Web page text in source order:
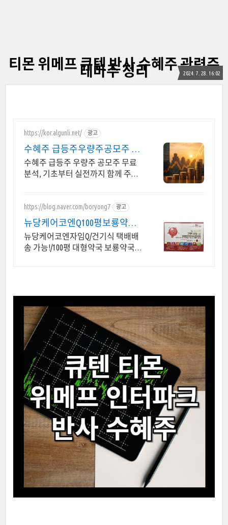
티몬 위메프 큐텐 반사 수혜주 관련주
테마주 정리 2024. 7. 28. 16:02
https://kor.algunli.net/ 광고
수혜주 급등주우량주공모주 추
지금 안보면 늦어요
수혜주 급등주 우량주 공모주 무료
분석, 기초부터 실전까지 함께 주식
https://blog.naver.com/boryong7 광고
뉴당케어코엔Q100평보룡약국
대형약국/태릉입구,육사 근처
뉴당케어코엔자임Q/건기식 택배배
송 가능!/100평 대형약국 보룡약국/